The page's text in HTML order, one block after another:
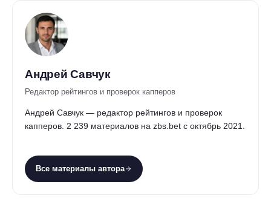
Андрей Савчук
Редактор рейтингов и проверок капперов
Андрей Савчук — редактор рейтингов и проверок
капперов. 2 239 материалов на zbs.bet с октябрь 2021.
Все материалы автора